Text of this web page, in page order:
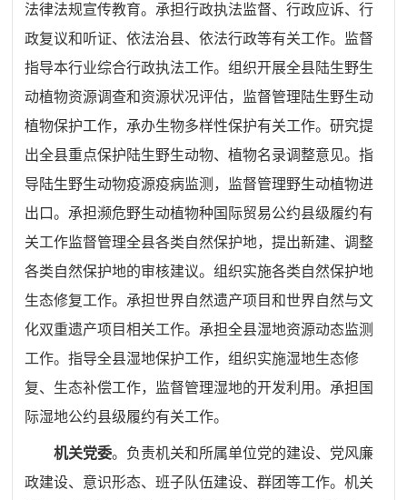
法律法规宣传教育。承担行政执法监督、行政应诉、行
政复议和听证、依法治县、依法行政等有关工作。监督
指导本行业综合行政执法工作。组织开展全县陆生野生
动植物资源调查和资源状况评估，监督管理陆生野生动
植物保护工作，承办生物多样性保护有关工作。研究提
出全县重点保护陆生野生动物、植物名录调整意见。指
导陆生野生动物疫源疫病监测，监督管理野生动植物进
出口。承担濒危野生动植物种国际贸易公约县级履约有
关工作监督管理全县各类自然保护地，提出新建、调整
各类自然保护地的审核建议。组织实施各类自然保护地
生态修复工作。承担世界自然遗产项目和世界自然与文
化双重遗产项目相关工作。承担全县湿地资源动态监测
工作。指导全县湿地保护工作，组织实施湿地生态修
复、生态补偿工作，监督管理湿地的开发利用。承担国
际湿地公约县级履约有关工作。
机关党委。负责机关和所属单位党的建设、党风廉
政建设、意识形态、班子队伍建设、群团等工作。机关